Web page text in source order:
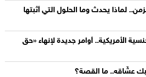
لماذا يحدث وما الحلول التي أثبتها
الأمريكية.. أوامر جديدة لإنهاء «حق
عشّاقه.. ما القصة؟